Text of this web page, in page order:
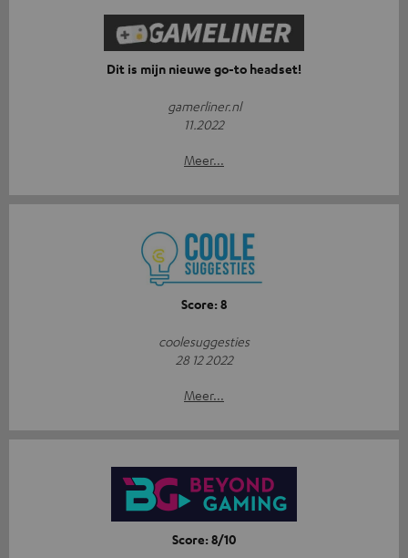
Dit is mijn nieuwe go-to headset!
gamerliner.nl
11.2022
Meer...
Score: 8
coolesuggesties
28 12 2022
Meer...
Score: 8/10